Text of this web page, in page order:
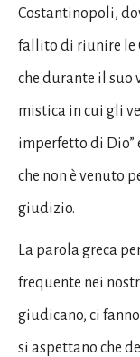
Costantinopoli,
fallito di riunire le
che durante il suo
mistica in cui gli
imperfetto di Dio”
che non è venuto
giudizio.
La parola greca
frequente nei
giudicano, ci
si aspettano che